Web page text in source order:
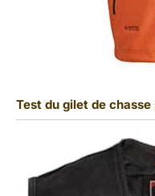
Test du gilet de